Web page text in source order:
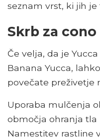
seznam vrst, ki jih
Skrb za cono
Če velja, da je
Banana Yucca,
povečate preživetje
Uporaba mulčenja
območja ohranja tla
Namestitev rastline